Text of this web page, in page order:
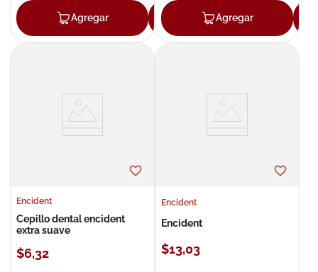
Agregar Agregar
Agregar
Encident
Cepillo dental encident
extra suave
$6,32
Encident
Encident
$13,03